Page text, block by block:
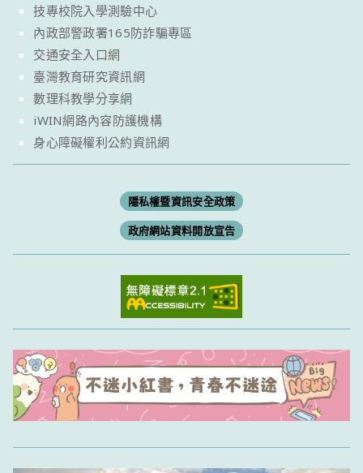
技專校院入學測驗中心
內政部警政署165防詐騙專區
交通安全入口網
臺灣教育研究資訊網
數理科教學分享網
iWIN網路內容防護機構
身心障礙權利公約資訊網
隱私權暨資訊安全政策
政府網站資料開放宣告